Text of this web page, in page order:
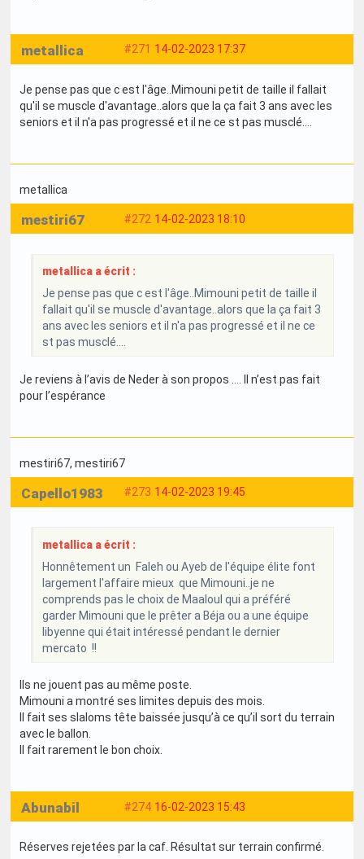
#271 14-02-2023 17:37
metallica
Je pense pas que c est l'âge..Mimouni petit de taille il fallait
qu'il se muscle d'avantage..alors que la ça fait 3 ans avec les
seniors et il n'a pas progressé et il ne ce st pas musclé....
metallica
#272 14-02-2023 18:10
mestiri67
metallica a écrit :
Je pense pas que c est l'âge..Mimouni petit de taille il
fallait qu'il se muscle d'avantage..alors que la ça fait 3
ans avec les seniors et il n'a pas progressé et il ne ce
st pas musclé....
Je reviens à l’avis de Neder à son propos …. Il n’est pas fait
pour l’espérance
mestiri67, mestiri67
#273 14-02-2023 19:45
Capello1983
metallica a écrit :
Honnêtement un Faleh ou Ayeb de l'équipe élite font
largement l'affaire mieux que Mimouni..je ne
comprends pas le choix de Maaloul qui a préféré
garder Mimouni que le prêter a Béja ou a une équipe
libyenne qui était intéressé pendant le dernier
mercato !!
Ils ne jouent pas au même poste.
Mimouni a montré ses limites depuis des mois.
Il fait ses slaloms tête baissée jusqu’à ce qu’il sort du terrain
avec le ballon.
Il fait rarement le bon choix.
#274 16-02-2023 15:43
Abunabil
Réserves rejetées par la caf. Résultat sur terrain confirmé.